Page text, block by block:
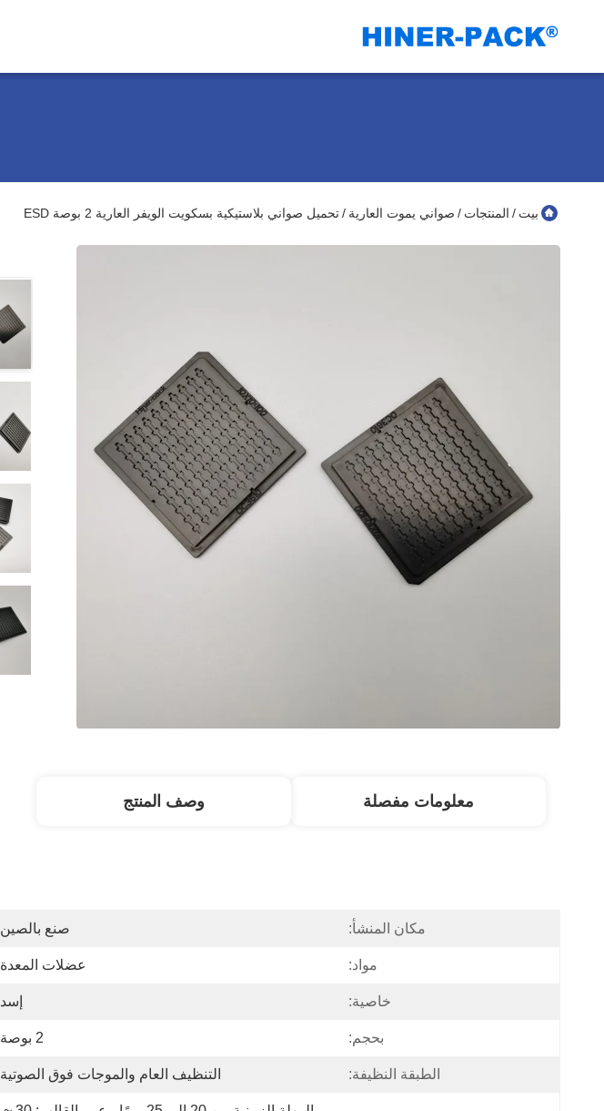
بيت / المنتجات / صواني يموت العارية /تحميل صواني بلاستيكية بسكويت الويفر العارية 2 بوصة ESD
معلومات مفصلة وصف المنتج
مكان المنشأ: صنع بالصين
مواد: عضلات المعدة
خاصية: إسد
بحجم: 2 بوصة
الطبقة النظيفة: التنظيف العام والموجات فوق الصوتية